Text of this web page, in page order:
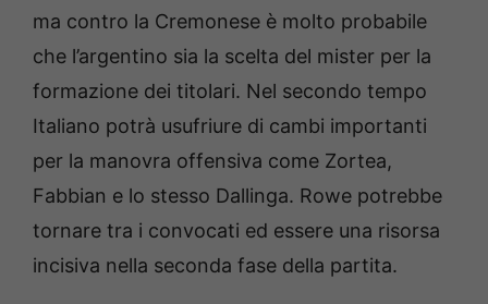
ma contro la Cremonese è molto probabile
che l’argentino sia la scelta del mister per la
formazione dei titolari. Nel secondo tempo
Italiano potrà usufriure di cambi importanti
per la manovra offensiva come Zortea,
Fabbian e lo stesso Dallinga. Rowe potrebbe
tornare tra i convocati ed essere una risorsa
incisiva nella seconda fase della partita.